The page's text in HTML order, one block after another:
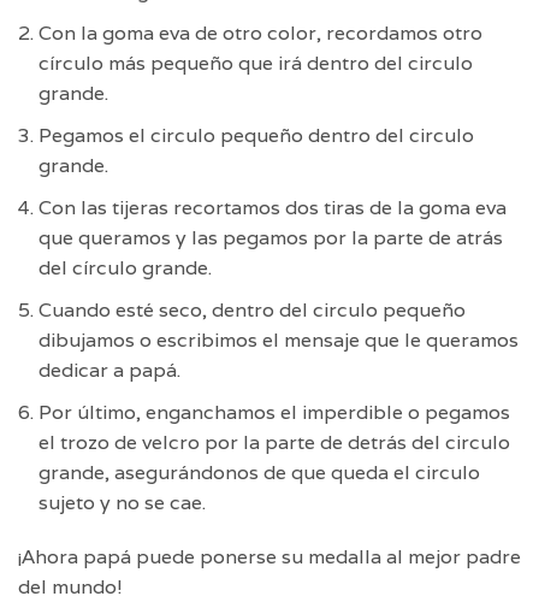
Con la goma eva de otro color, recordamos otro
círculo más pequeño que irá dentro del circulo
grande.
Pegamos el circulo pequeño dentro del circulo
grande.
Con las tijeras recortamos dos tiras de la goma eva
que queramos y las pegamos por la parte de atrás
del círculo grande.
Cuando esté seco, dentro del circulo pequeño
dibujamos o escribimos el mensaje que le queramos
dedicar a papá.
Por último, enganchamos el imperdible o pegamos
el trozo de velcro por la parte de detrás del circulo
grande, asegurándonos de que queda el circulo
sujeto y no se cae.
¡Ahora papá puede ponerse su medalla al mejor padre
del mundo!